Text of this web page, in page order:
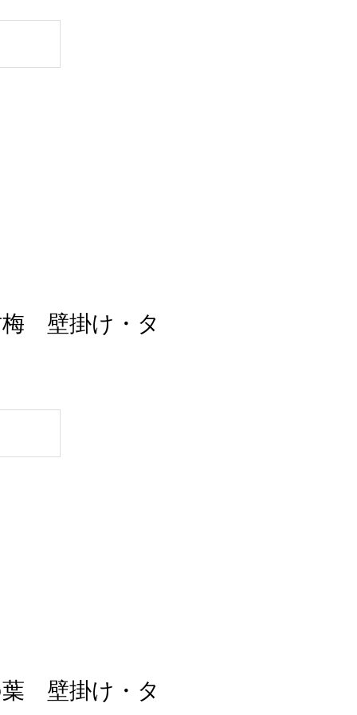
梅 壁掛け・タ
葉 壁掛け・タ